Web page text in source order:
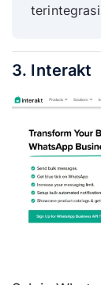
3. Interakt